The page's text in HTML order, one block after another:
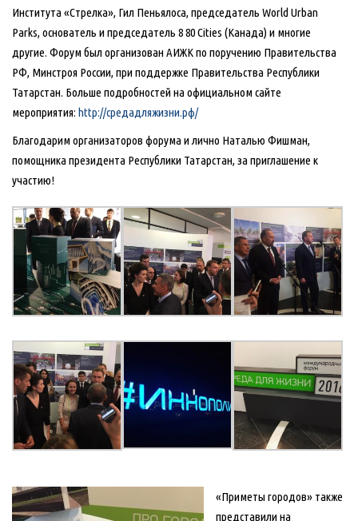
Института «Стрелка», Гил Пеньялоса, председатель World Urban
Parks, основатель и председатель 8 80 Cities (Канада) и многие
другие. Форум был организован АИЖК по поручению Правительства
РФ, Минстроя России, при поддержке Правительства Республики
Татарстан. Больше подробностей на официальном сайте
мероприятия: http://средадляжизни.рф/
Благодарим организаторов форума и лично Наталью Фишман,
помощника президента Республики Татарстан, за приглашение к
участию!
«Приметы городов» также
представили на